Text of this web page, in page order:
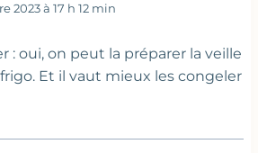
2023 à 17 h 12 min
: oui, on peut la préparer la veille
Et il vaut mieux les congeler